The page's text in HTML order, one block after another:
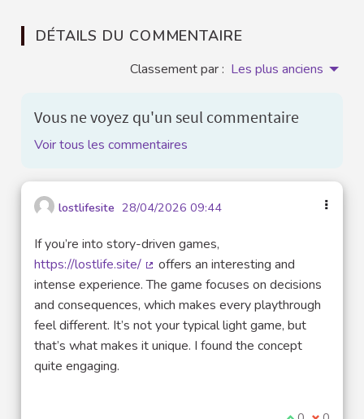
DÉTAILS DU COMMENTAIRE
Classement par : Les plus anciens
Vous ne voyez qu'un seul commentaire
Voir tous les commentaires
lostlifesite 28/04/2026 09:44
If you’re into story-driven games,
https://lostlife.site/
(Lien externe)
offers an interesting and
intense experience. The game focuses on decisions
and consequences, which makes every playthrough
feel different. It’s not your typical light game, but
that’s what makes it unique. I found the concept
quite engaging.